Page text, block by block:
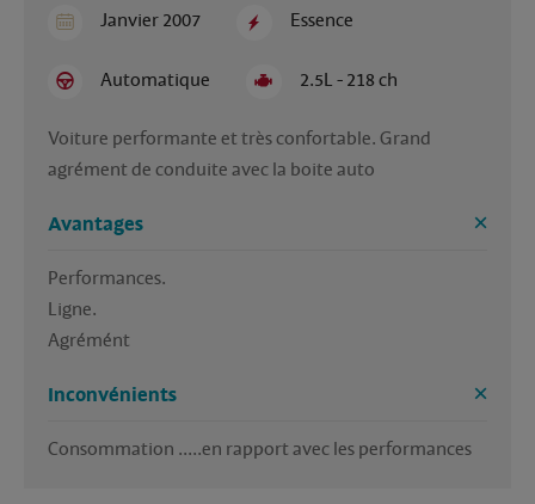
Janvier 2007 Essence
Automatique 2.5L - 218 ch
Voiture performante et très confortable. Grand
agrément de conduite avec la boite auto
Avantages
Performances.
Ligne.
Agrémént
Inconvénients
Consommation .....en rapport avec les performances